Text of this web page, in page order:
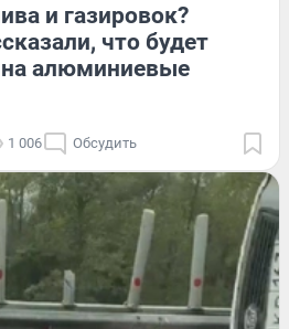
и газировок?
что будет
на алюминиевые
1 006 Обсудить